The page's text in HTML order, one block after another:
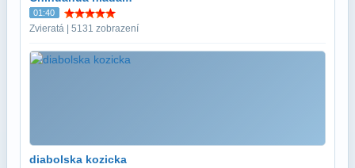
01:40
Zvieratá | 5131 zobrazení
diabolska kozicka